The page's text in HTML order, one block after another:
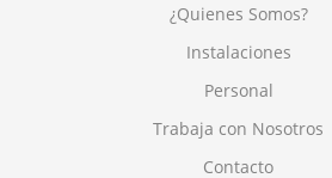
¿Quienes Somos?
Instalaciones
Personal
Trabaja con Nosotros
Contacto